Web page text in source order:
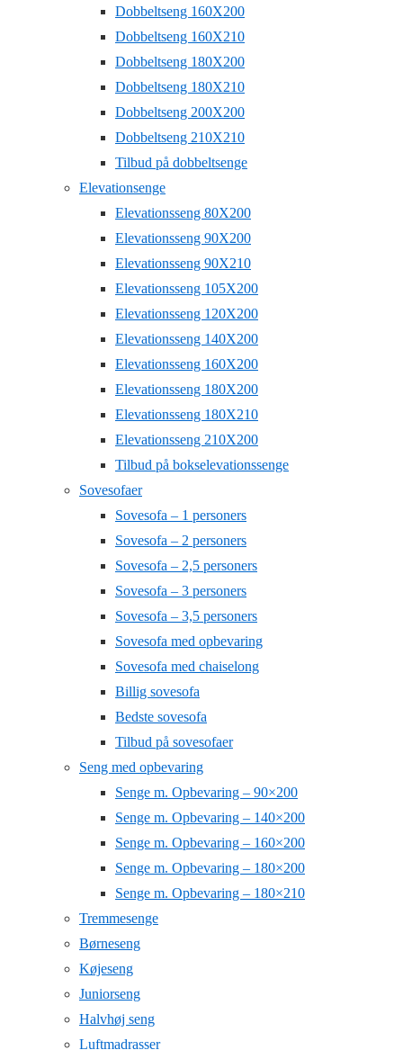
Dobbeltseng 160X200
Dobbeltseng 160X210
Dobbeltseng 180X200
Dobbeltseng 180X210
Dobbeltseng 200X200
Dobbeltseng 210X210
Tilbud på dobbeltsenge
Elevationsenge
Elevationsseng 80X200
Elevationsseng 90X200
Elevationsseng 90X210
Elevationsseng 105X200
Elevationsseng 120X200
Elevationsseng 140X200
Elevationsseng 160X200
Elevationsseng 180X200
Elevationsseng 180X210
Elevationsseng 210X200
Tilbud på bokselevationssenge
Sovesofaer
Sovesofa – 1 personers
Sovesofa – 2 personers
Sovesofa – 2,5 personers
Sovesofa – 3 personers
Sovesofa – 3,5 personers
Sovesofa med opbevaring
Sovesofa med chaiselong
Billig sovesofa
Bedste sovesofa
Tilbud på sovesofaer
Seng med opbevaring
Senge m. Opbevaring – 90×200
Senge m. Opbevaring – 140×200
Senge m. Opbevaring – 160×200
Senge m. Opbevaring – 180×200
Senge m. Opbevaring – 180×210
Tremmesenge
Børneseng
Køjeseng
Juniorseng
Halvhøj seng
Luftmadrasser